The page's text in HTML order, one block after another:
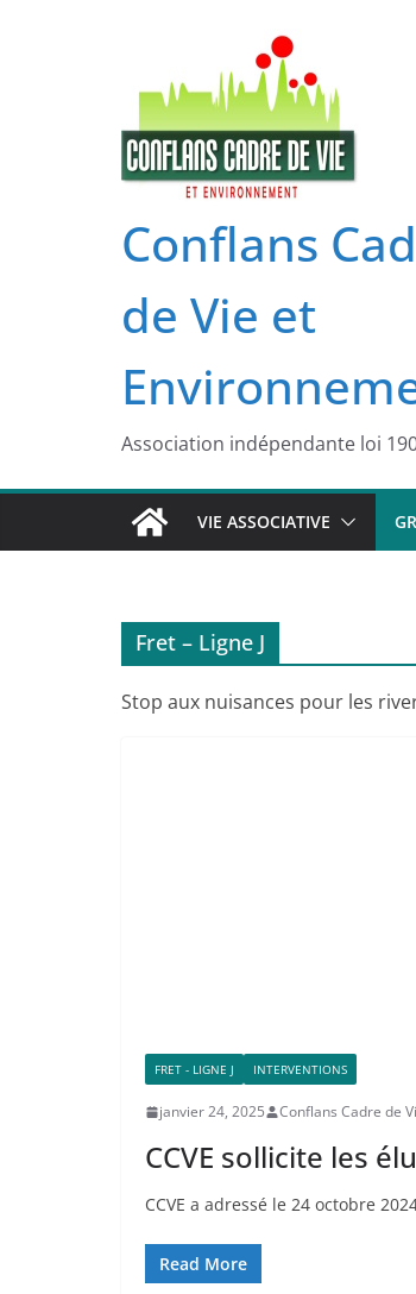
Conflans
de Vie et
Association indépendante loi
VIE ASSOCIATIVE
Fret – Ligne J
Stop aux nuisances pour les
FRET - LIGNE J INTERVENTIONS
janvier 24, 2025 Conflans Cadre de
CCVE sollicite les
CCVE a adressé le 24 octobre
Read More